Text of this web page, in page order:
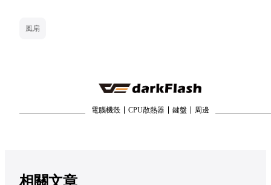
風扇
電腦機殼 CPU散熱器 鍵盤 周邊
相關文章